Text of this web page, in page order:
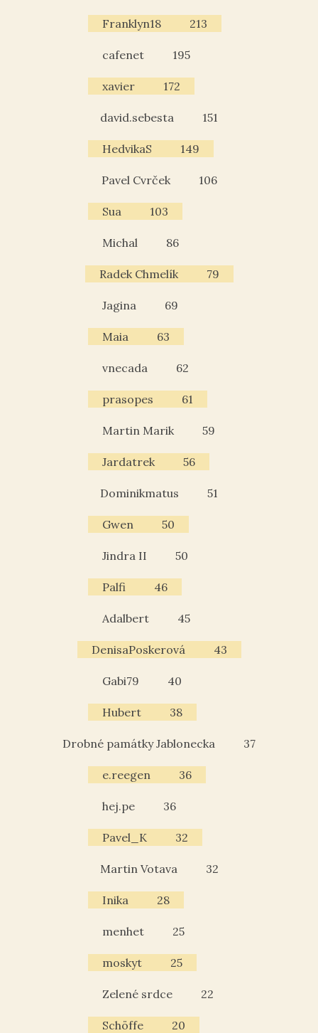
Franklyn18 213
cafenet 195
xavier 172
david.sebesta 151
HedvikaS 149
Pavel Cvrček 106
Sua 103
Michal 86
Radek Chmelík 79
Jagina 69
Maia 63
vnecada 62
prasopes 61
Martin Marik 59
Jardatrek 56
Dominikmatus 51
Gwen 50
Jindra II 50
Palfi 46
Adalbert 45
DenisaPoskerová 43
Gabi79 40
Hubert 38
Drobné památky Jablonecka 37
e.reegen 36
hej.pe 36
Pavel_K 32
Martin Votava 32
Inika 28
menhet 25
moskyt 25
Zelené srdce 22
Schöffe 20